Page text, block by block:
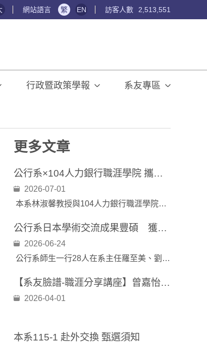
網站語言 繁 EN 訪客人數 2,513,551
行政暨政策學報 系友專區
更多文章
公行系×104人力銀行職涯學院 攜手推動產學接軌「TOP共創課程」
2026-07-01
本系林淑馨教授與104人力銀行職涯學院合作，邀請LINE Bank黃馨慧處長、戰國策傳播集團王雪筠人資長、CSRone永續智庫倪上筑經理及104人力銀行許紫涵專案經理，見證學生一學年的學習成果。
公行系日本學術交流成果豐碩 獲國會議員熱情邀請進入眾議院與款待
2026-06-24
公行系師生一行28人在系主任羅至美、劉佳昊老師、楊臻欣老師的帶領下，於6月15-19日前往日本東京展開為期五天的學術交流與官方拜會行程
【系友臉譜-職涯分享講座】曾嘉怡學姐：玩轉大小數據：行政系典型職涯路徑分享
2026-04-01
本系115-1 赴外交換 甄選須知